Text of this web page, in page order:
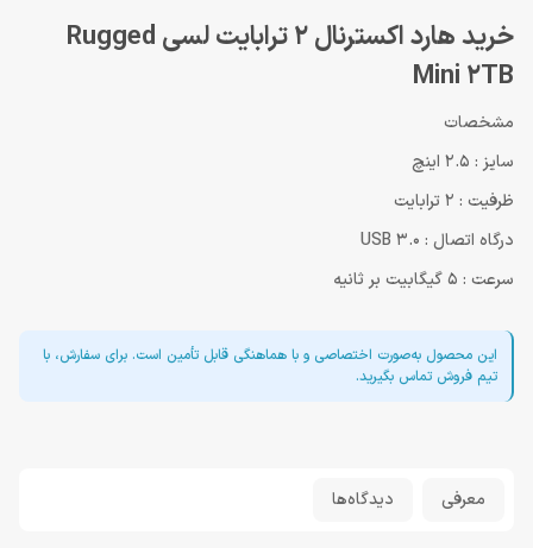
خرید هارد اکسترنال 2 ترابایت لسی Rugged
Mini 2TB
مشخصات
سایز : 2.5 اینچ
ظرفیت : 2 ترابایت
درگاه اتصال : USB 3.0
سرعت : 5 گیگابیت بر ثانیه
این محصول به‌صورت اختصاصی و با هماهنگی قابل تأمین است. برای سفارش، با
تیم فروش تماس بگیرید.
معرفی دیدگاه‌ها